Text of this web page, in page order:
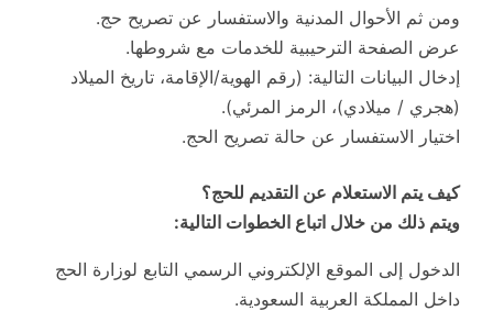
ومن ثم الأحوال المدنية والاستفسار عن تصريح حج.
عرض الصفحة الترحيبية للخدمات مع شروطها.
إدخال البيانات التالية: (رقم الهوية/الإقامة، تاريخ الميلاد
(هجري / ميلادي)، الرمز المرئي).
اختيار الاستفسار عن حالة تصريح الحج.
كيف يتم الاستعلام عن التقديم للحج؟
ويتم ذلك من خلال اتباع الخطوات التالية:
الدخول إلى الموقع الإلكتروني الرسمي التابع لوزارة الحج
داخل المملكة العربية السعودية.